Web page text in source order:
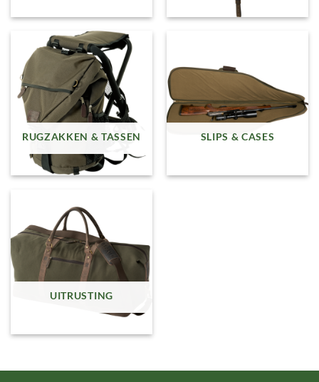
RUGZAKKEN & TASSEN SLIPS & CASES
UITRUSTING